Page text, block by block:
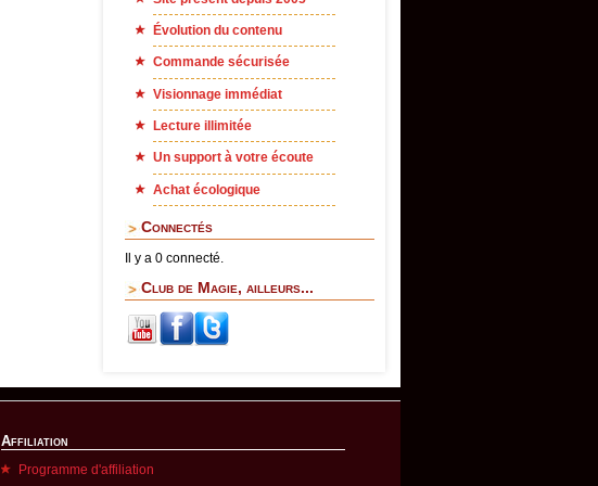
Évolution du contenu
Commande sécurisée
Visionnage immédiat
Lecture illimitée
Un support à votre écoute
Achat écologique
Connectés
Il y a 0 connecté.
Club de Magie, ailleurs...
Affiliation
Programme d'affiliation